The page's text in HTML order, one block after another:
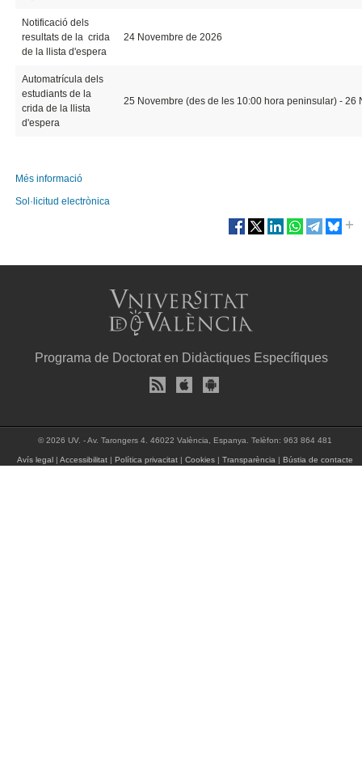
Notificació dels
resultats de la crida
de la llista d'espera
24 Novembre de 2026
Automatrícula dels
estudiants de la
crida de la llista
d'espera
25 Novembre (des de les 10:00 hora peninsular) -
Més informació
Sol·licitud electrònica
Programa de Doctorat en Didàctiques Específiques
© 2026 UV. - Av. Tarongers 4. 46022 València, Espanya. Telèfon: 963 864 481
Avís legal| Accessibilitat| Política privacitat| Cookies| Transparència | Bústia de contacte